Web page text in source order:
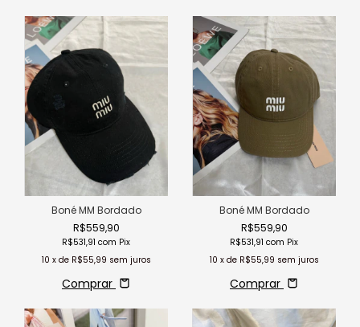
Boné MM Bordado
R$559,90
R$531,91 com Pix
10 x de R$55,99 sem juros
Comprar
Boné MM Bordado
R$559,90
R$531,91 com Pix
10 x de R$55,99 sem juros
Comprar